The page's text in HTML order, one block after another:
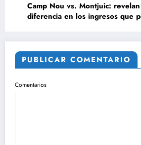
Camp Nou vs. Montjuic:
diferencia en los ingresos que
PUBLICAR COMENTARIO
Comentarios